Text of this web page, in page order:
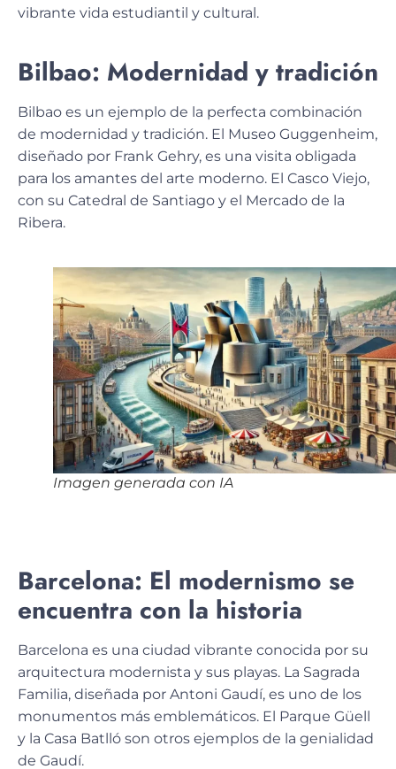
vibrante vida estudiantil y cultural.
Bilbao: Modernidad y tradición
Bilbao es un ejemplo de la perfecta combinación
de modernidad y tradición. El Museo Guggenheim,
diseñado por Frank Gehry, es una visita obligada
para los amantes del arte moderno. El Casco Viejo,
con su Catedral de Santiago y el Mercado de la
Ribera.
Imagen generada con IA
Barcelona: El modernismo se
encuentra con la historia
Barcelona es una ciudad vibrante conocida por su
arquitectura modernista y sus playas. La Sagrada
Familia, diseñada por Antoni Gaudí, es uno de los
monumentos más emblemáticos. El Parque Güell
y la Casa Batlló son otros ejemplos de la genialidad
de Gaudí.